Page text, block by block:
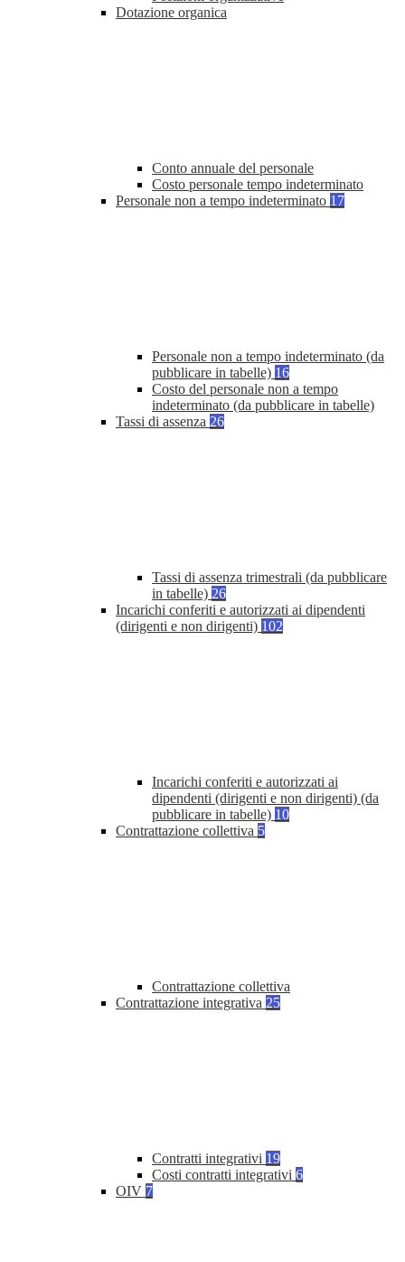
Dotazione organica
Conto annuale del personale
Costo personale tempo indeterminato
Personale non a tempo indeterminato 17
Personale non a tempo indeterminato (da
pubblicare in tabelle) 16
Costo del personale non a tempo
indeterminato (da pubblicare in tabelle)
Tassi di assenza 26
Tassi di assenza trimestrali (da pubblicare
in tabelle) 26
Incarichi conferiti e autorizzati ai dipendenti
(dirigenti e non dirigenti) 102
Incarichi conferiti e autorizzati ai
dipendenti (dirigenti e non dirigenti) (da
pubblicare in tabelle) 10
Contrattazione collettiva 5
Contrattazione collettiva
Contrattazione integrativa 25
Contratti integrativi 19
Costi contratti integrativi 6
OIV 7